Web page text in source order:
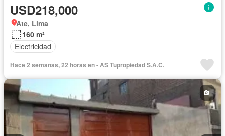
USD218,000
Ate, Lima
160 m²
Electricidad
Hace 2 semanas, 22 horas en - AS Tupropiedad S.A.C.